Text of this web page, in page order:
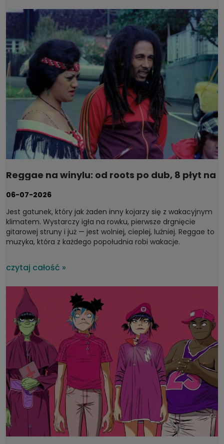
Reggae na winylu: od roots po dub, 8 płyt na
06-07-2026
Jest gatunek, który jak żaden inny kojarzy się z wakacyjnym
klimatem. Wystarczy igła na rowku, pierwsze drgnięcie
gitarowej struny i już — jest wolniej, cieplej, luźniej.Reggae to
muzyka, która z każdego popołudnia robi wakacje.
czytaj całość »